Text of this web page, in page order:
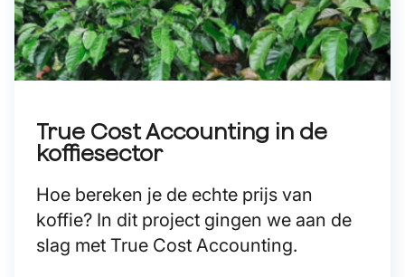
True Cost Accounting in de
koffiesector
Hoe bereken je de echte prijs van
koffie? In dit project gingen we aan de
slag met True Cost Accounting.